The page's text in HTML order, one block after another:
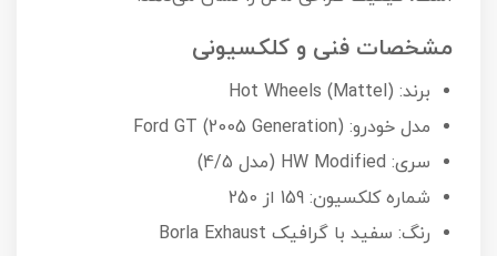
مشخصات فنی و کلکسیونی
برند: Hot Wheels (Mattel)
مدل خودرو: Ford GT (2005 Generation)
سری: HW Modified (مدل 4/5)
شماره کلکسیون: 159 از 250
رنگ: سفید با گرافیک Borla Exhaust